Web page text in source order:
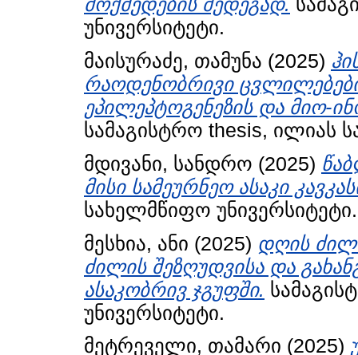
მოქმედების შედეგად.
უნივერსიტეტი.
მაისურაძე, თამუნა (2025)
რაოდენობრივი
ეპილეპტოგენეზის და მიო-
სამაგისტრო thesis, ილიას
მდივანი, სანდრო (2025)
მისი სამეურნეო ასაკი
სახელმწიფო უნივერსიტეტი.
მესხია, ანი (2025) დღის
ძილის შეზღუდვისა და
ასაკობრივ ჯგუფში.
უნივერსიტეტი.
მეტრეველი, თამარი (2025)